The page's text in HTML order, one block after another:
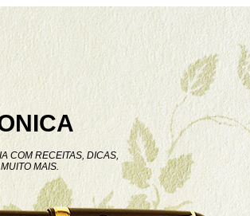
COM RECEITAS, DICAS,
MAIS.